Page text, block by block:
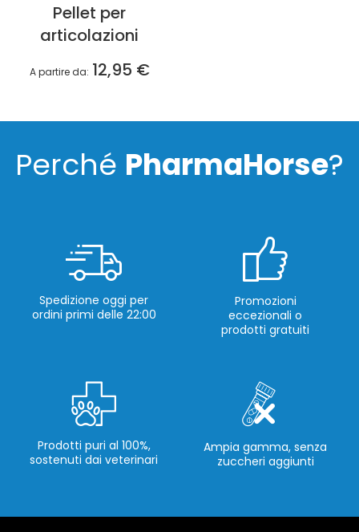
Pellet per
articolazioni
A partire da 12,95 €
Perché PharmaHorse?
Spedizione oggi per
ordini primi delle 22:00
Promozioni
eccezionali o
prodotti gratuiti
Prodotti puri al 100%,
sostenuti dai veterinari
Ampia gamma, senza
zuccheri aggiunti